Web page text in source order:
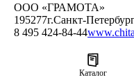
Каталог
ООО «ГРАМОТА»
195277г.Санкт-
8 495 424-84-44